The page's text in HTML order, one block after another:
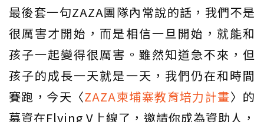
最後套一句ZAZA團隊內常說的話，我們不是
很厲害才開始，而是相信一旦開始，就能和
孩子一起變得很厲害。雖然知道急不來，但
孩子的成長一天就是一天，我們仍在和時間
賽跑，今天〈ZAZA柬埔寨教育培力計畫〉的
募資在Flying V上線了，邀請你成為資助人，